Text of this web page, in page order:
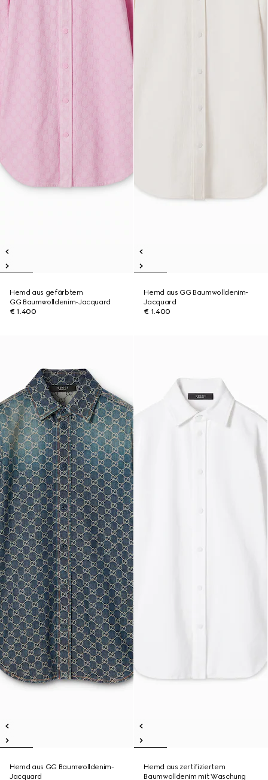
Hemd aus gefärbtem
GG Baumwolldenim-Jacquard
€ 1.400
Hemd aus GG Baumwolldenim-
Jacquard
€ 1.400
Hemd aus GG Baumwolldenim-
Jacquard
Hemd aus zertifiziertem
Baumwolldenim mit Waschung